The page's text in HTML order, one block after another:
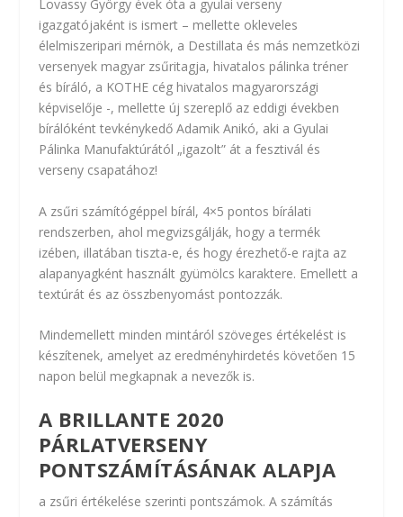
Lovassy György évek óta a gyulai verseny
igazgatójaként is ismert – mellette okleveles
élelmiszeripari mérnök, a Destillata és más nemzetközi
versenyek magyar zsűritagja, hivatalos pálinka tréner
és bíráló, a KOTHE cég hivatalos magyarországi
képviselője -, mellette új szereplő az eddigi években
bírálóként tevkénykedő Adamik Anikó, aki a Gyulai
Pálinka Manufaktúrától „igazolt” át a fesztivál és
verseny csapatához!
A zsűri számítógéppel bírál, 4×5 pontos bírálati
rendszerben, ahol megvizsgálják, hogy a termék
izében, illatában tiszta-e, és hogy érezhető-e rajta az
alapanyagként használt gyümölcs karaktere. Emellett a
textúrát és az összbenyomást pontozzák.
Mindemellett minden mintáról szöveges értékelést is
készítenek, amelyet az eredményhirdetés követően 15
napon belül megkapnak a nevezők is.
A BRILLANTE 2020
PÁRLATVERSENY
PONTSZÁMÍTÁSÁNAK ALAPJA
a zsűri értékelése szerinti pontszámok. A számítás